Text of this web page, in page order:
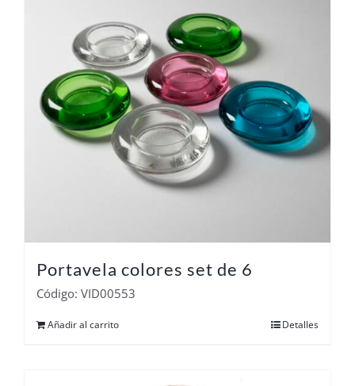
Portavela colores set de 6
Código: VID00553
Añadir al carrito Detalles